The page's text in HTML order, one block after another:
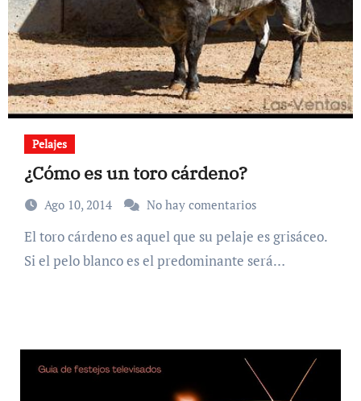
Pelajes
¿Cómo es un toro cárdeno?
Ago 10, 2014 No hay comentarios
El toro cárdeno es aquel que su pelaje es grisáceo.
Si el pelo blanco es el predominante será…